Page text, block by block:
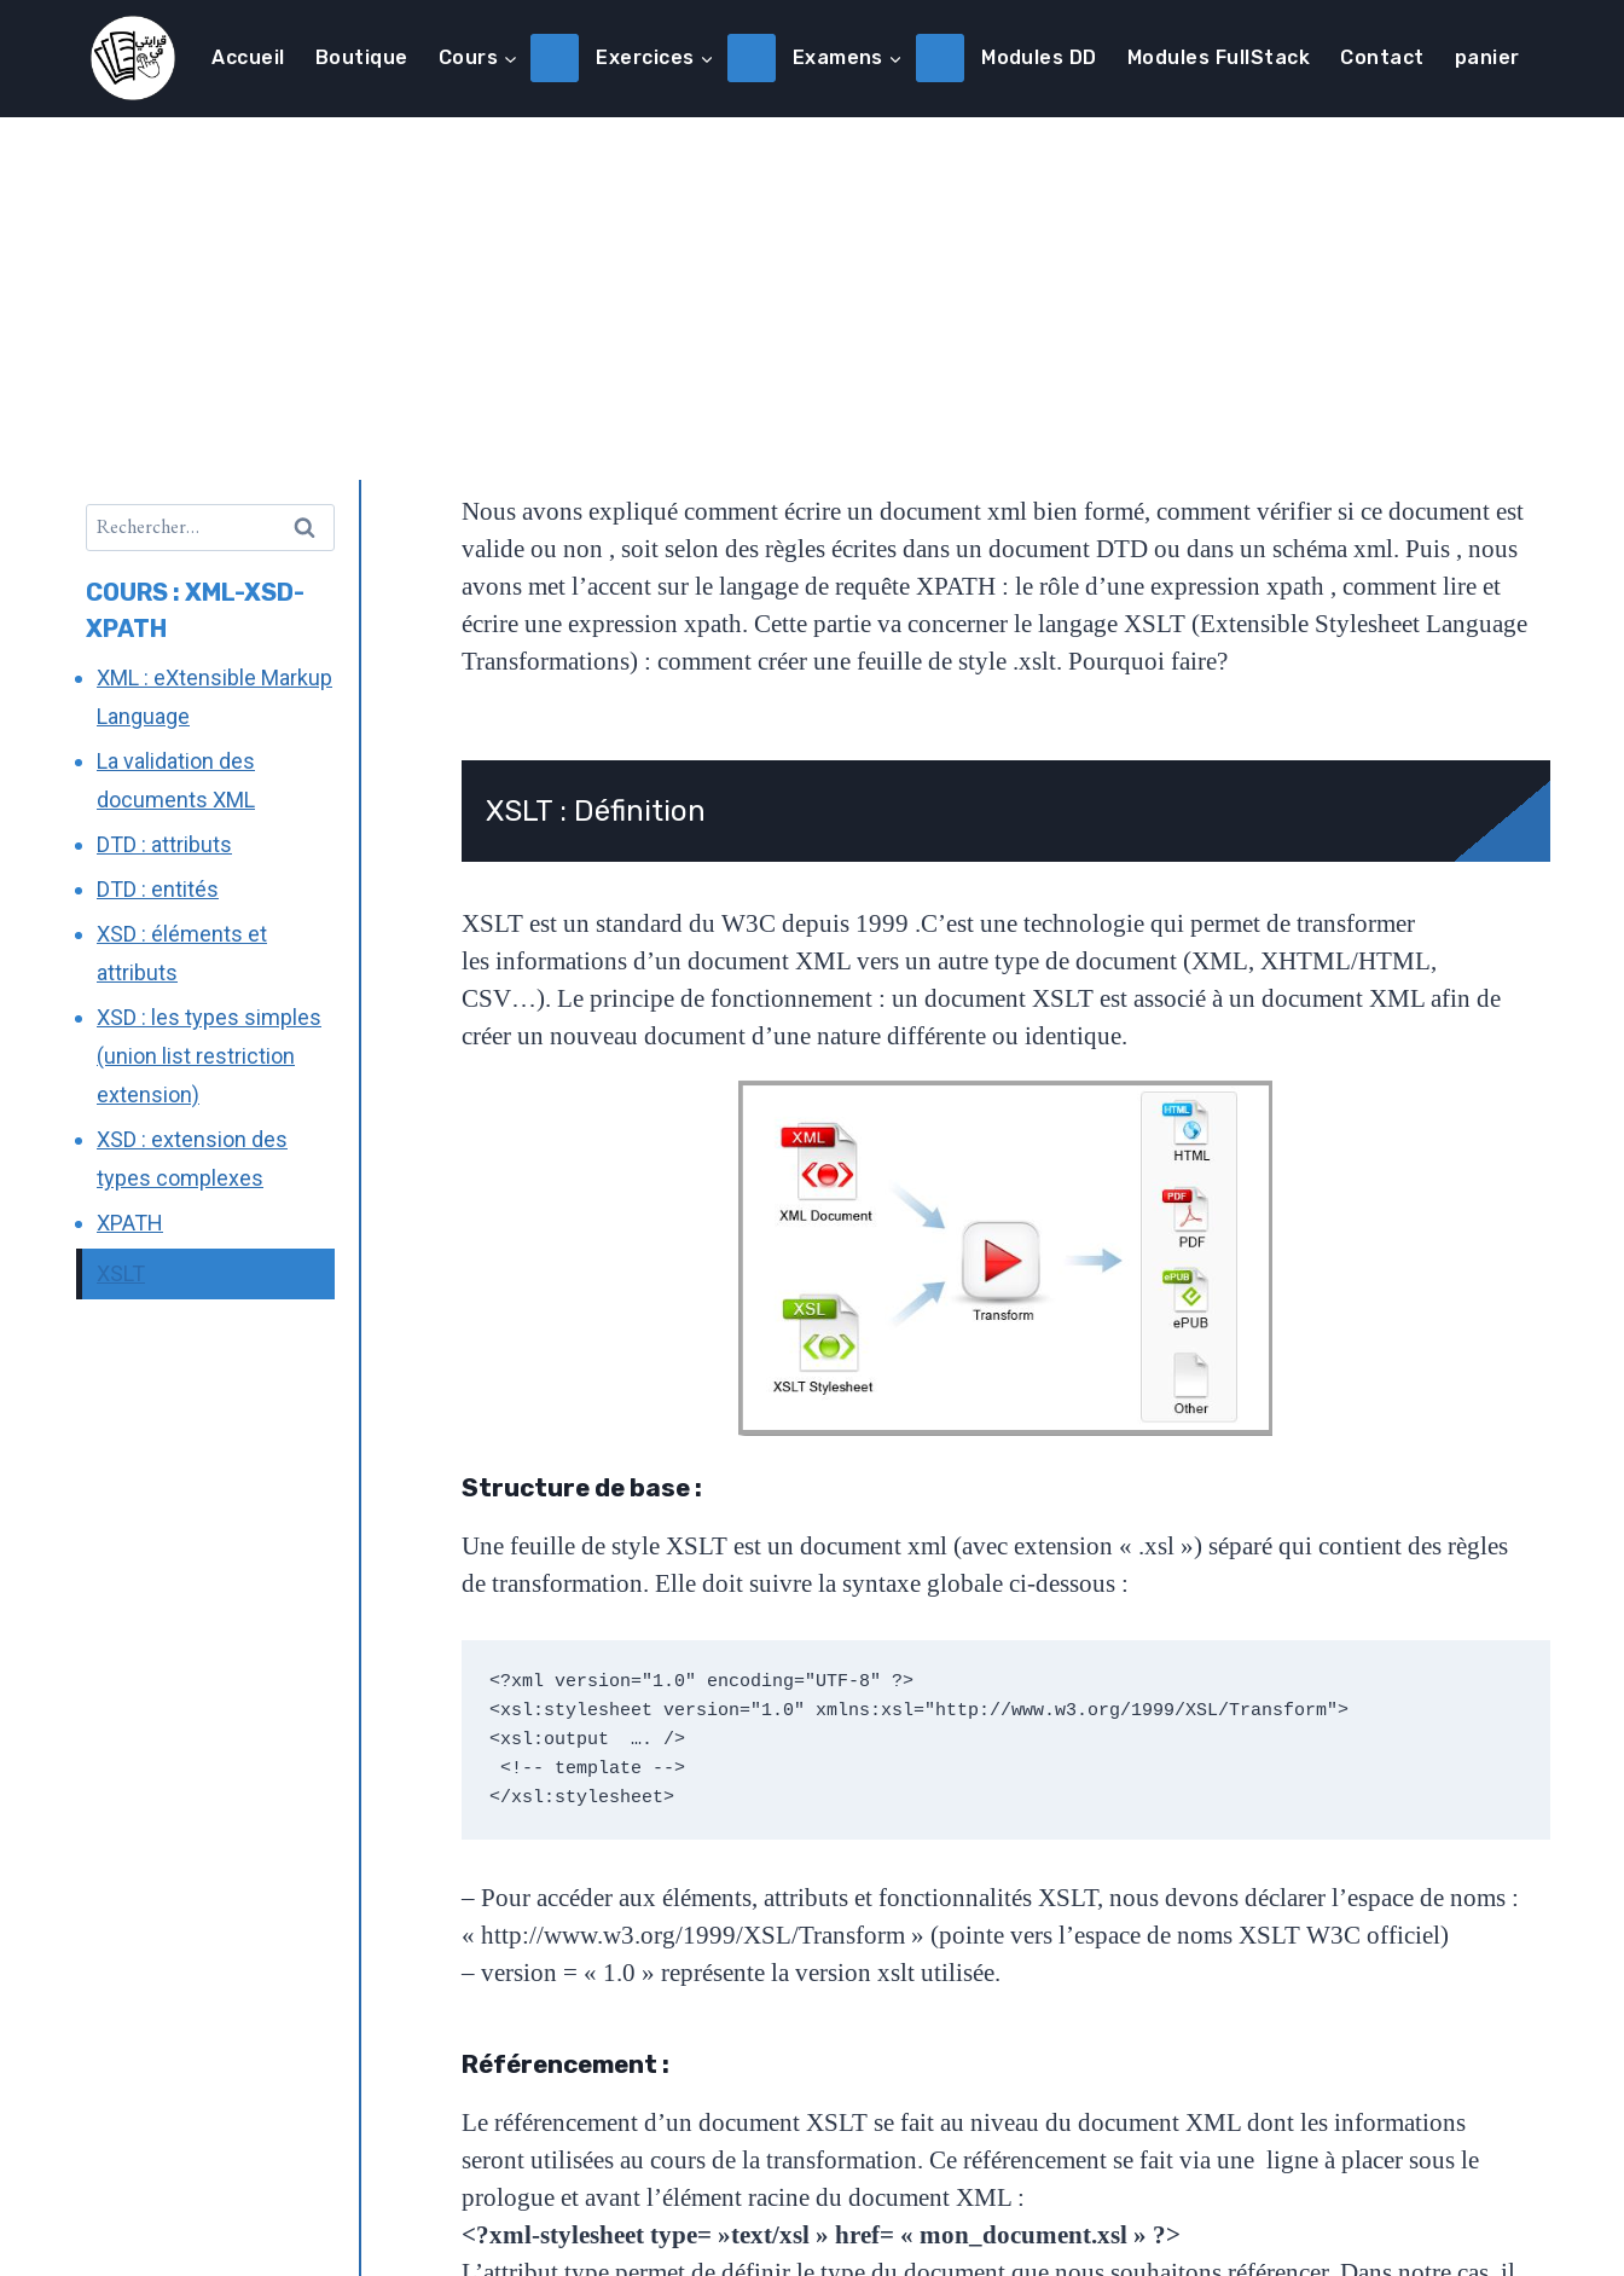
Accueil Boutique Cours Exercices Examens Modules DD Modules FullStack Contact panier
Nous avons expliqué comment écrire un document xml bien formé, comment vérifier si ce document est
valide ou non , soit selon des règles écrites dans un document DTD ou dans un schéma xml. Puis , nous
avonsmet l’accent sur le langage de requête XPATH : le rôle d’une expression xpath , comment lire et
écrire une expression xpath. Cette partie va concerner le langage XSLT (Extensible Stylesheet Language
Transformations) : comment créer une feuille de style .xslt. Pourquoi faire?
XSLT : Définition
XSLT est un standard du W3C depuis 1999 .C’est une technologie qui permet de transformer
lesinformations d’un document XML vers un autre type de document (XML, XHTML/HTML,
CSV…).Le principe de fonctionnement : un document XSLT est associé à un document XML afin de
créer unnouveau document d’une nature différente ou identique.
Structure de base :
Une feuille de style XSLT est un document xml (avec extension « .xsl ») séparé qui contient des règles
detransformation. Elle doit suivre la syntaxe globale ci-dessous :
<?xml version="1.0" encoding="UTF-8" ?>
<xsl:stylesheet version="1.0" xmlns:xsl="http://www.w3.org/1999/XSL/Transform">
<xsl:output  …. />
</xsl:stylesheet>
– Pour accéder aux éléments, attributs et fonctionnalités XSLT, nous devons déclarer l’espace de noms :
« http://www.w3.org/1999/XSL/Transform » (pointe vers l’espace de noms XSLT W3C officiel)
– version = « 1.0 » représente la version xslt utilisée.
Référencement :
Le référencement d’un document XSLT se fait au niveau du document XML dont les informations
serontutilisées au cours de la transformation. Ce référencement se fait via une ligne à placer sous le
prologue etavant l’élément racine du document XML :
<?xml-stylesheet type= »text/xsl » href= « mon_document.xsl » ?>
COURS : XML-XSD-
XPATH
XML : eXtensible Markup
Language
La validation des
documents XML
DTD : attributs
DTD : entités
XSD : éléments et
attributs
XSD : les types simples
(union list restriction
extension)
XSD : extension des
types complexes
XPATH
XSLT